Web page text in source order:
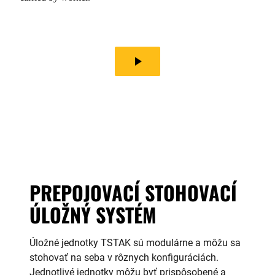
play_arrow
PREPOJOVACÍ STOHOVACÍ
ÚLOŽNÝ SYSTÉM
Úložné jednotky TSTAK sú modulárne a môžu sa
stohovať na seba v rôznych konfiguráciách.
Jednotlivé jednotky môžu byť prispôsobené a